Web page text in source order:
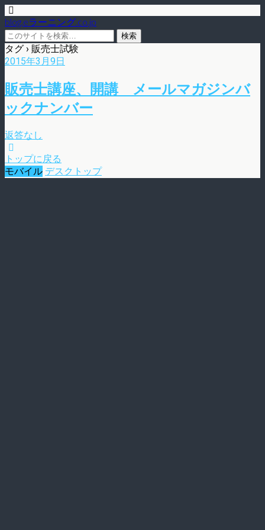
blog.eラーニング.co.jp
タグ › 販売士試験
2015年3月9日
販売士講座、開講 メールマガジンバ
ックナンバー
返答なし
トップに戻る
モバイル デスクトップ